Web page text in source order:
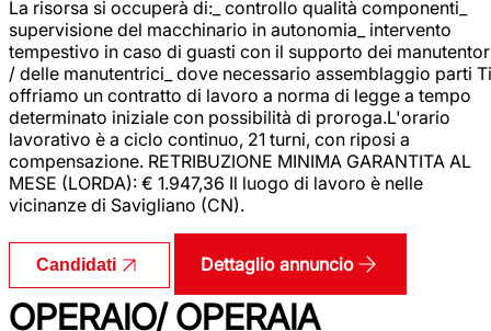
La risorsa si occuperà di:_ controllo qualità componenti_
supervisione del macchinario in autonomia_ intervento
tempestivo in caso di guasti con il supporto dei
/ delle manutentrici_ dove necessario assemblaggio parti Ti
offriamo un contratto di lavoro a norma di legge a tempo
determinato iniziale con possibilità di proroga.L'orario
lavorativo è a ciclo continuo, 21 turni, con riposi a
compensazione. RETRIBUZIONE MINIMA GARANTITA AL
MESE (LORDA): € 1.947,36 Il luogo di lavoro è nelle
vicinanze di Savigliano (CN).
Candidati Dettaglio annuncio
OPERAIO/ OPERAIA